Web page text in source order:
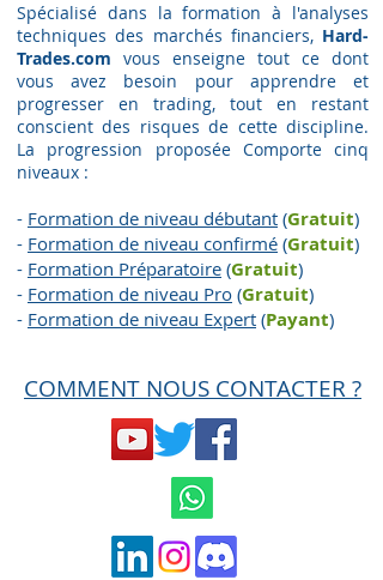
Spécialisé dans la formation à l'analyses
techniques des marchés financiers, Hard-
Trades.com vous enseigne tout ce dont
vous avez besoin pour apprendre et
progresser en trading, tout en restant
conscient des risques de cette discipline.
La progression proposée Comporte cinq
niveaux :
- Formation de niveau débutant (Gratuit)
- Formation de niveau confirmé (Gratuit)
- Formation Préparatoire (Gratuit)
- Formation de niveau Pro (Gratuit)
- Formation de niveau Expert (Payant)
COMMENT NOUS CONTACTER ?